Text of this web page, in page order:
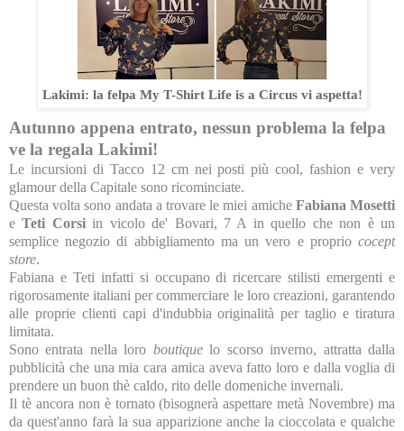
Lakimi: la felpa My T-Shirt Life is a Circus vi aspetta!
Autunno appena entrato, nessun problema la felpa
ve la regala Lakimi!
Le incursioni di Tacco 12 cm nei posti più cool, fashion e very
glamour della Capitale sono ricominciate.
Questa volta sono andata a trovare le miei amiche Fabiana Mosetti
eTeti Corsiin vicolo de' Bovari, 7 A in quello che non è un
semplice negozio di abbigliamento ma un vero e proprio cocept
store.
Fabiana e Teti infatti si occupano di ricercare stilisti emergenti e
rigorosamente italiani per commerciare le loro creazioni, garantendo
alle proprie clienti capi d'indubbia originalità per taglio e tiratura
limitata.
Sono entrata nella loro boutiquelo scorso inverno, attratta dalla
pubblicità che una mia cara amica aveva fatto loro e dalla voglia di
prendere un buon thè caldo, rito delle domeniche invernali.
Il tè ancora non è tornato (bisognerà aspettare metà Novembre) ma
da quest'anno farà la sua apparizione anche la cioccolata e qualche